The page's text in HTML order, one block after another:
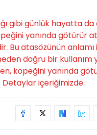
gibi günlük hayatta
yanında götürür
Bu atasözünün anlamı
doğru bir kullanım
köpeğini yanında
Detaylar içeriğimizde.